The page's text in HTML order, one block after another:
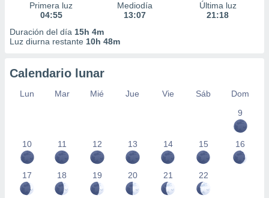
Primera luz
04:55
Mediodía
13:07
Última luz
21:18
Duración del día 15h 4m
Luz diurna restante 10h 48m
Calendario lunar
Lun Mar Mié Jue Vie Sáb
Dom
9
10 11 12 13 14 15 16
17 18 19 20 21 22